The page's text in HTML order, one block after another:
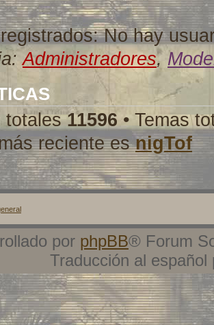
No hay
Administradores,
totales11596 • Temas
reciente esnigTof
por phpBB® Forum
Traducción al